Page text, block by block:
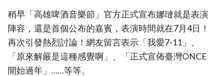
稍早「高雄啤酒音樂節」官方正式宣布娜璉就是表演
陣容，還是首個公布的嘉賓，表演時間就在7月4日！
再次引發熱烈討論！網友留言表示「我愛7-11」、
「原來解嚴是這種感覺啊」、「正式宣佈臺灣ONCE
開始過年」……等等。